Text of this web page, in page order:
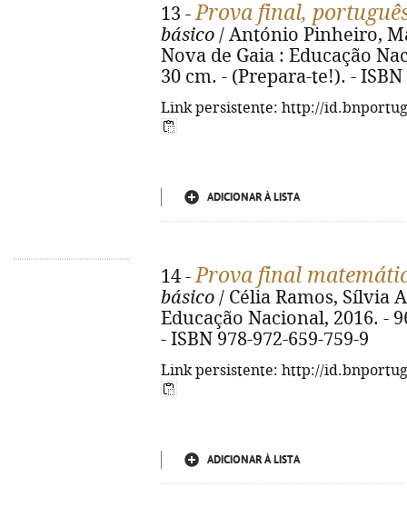
13 -Prova final,
básico / António Pinheiro,
Nova de Gaia : Educação
30 cm. - (Prepara-te!). - ISBN
Link persistente: http://
ADICIONAR À LISTA
14 -Prova final
básico / Célia Ramos, Sílvia
Educação Nacional, 2016. -
- ISBN 978-972-659-759-9
Link persistente: http://
ADICIONAR À LISTA